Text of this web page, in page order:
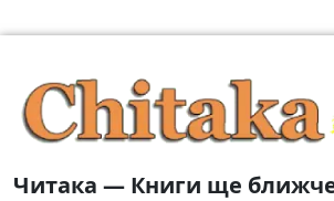
Читака — Книги ще